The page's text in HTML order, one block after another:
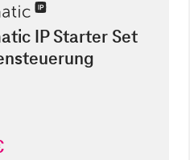
IP Starter Set